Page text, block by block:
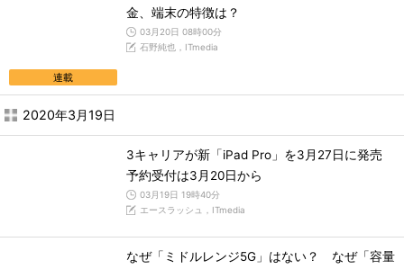
連載
金、端末の特徴は？
03月20日 08時00分
石野純也，ITmedia
2020年3月19日
3キャリアが新「iPad Pro」を3月27日に発売
予約受付は3月20日から
03月19日 19時40分
エースラッシュ，ITmedia
なぜ「ミドルレンジ5G」はない？ なぜ「容量